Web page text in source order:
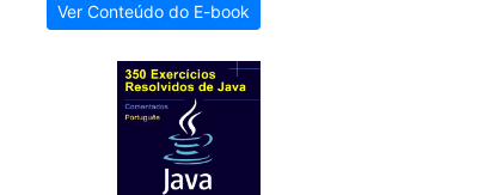
Ver Conteúdo do E-book